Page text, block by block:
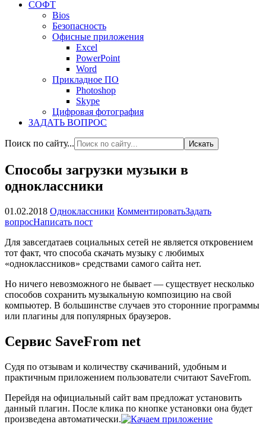
СОФТ
Bios
Безопасность
Офисные приложения
Excel
PowerPoint
Word
Прикладное ПО
Photoshop
Skype
Цифровая фотография
ЗАДАТЬ ВОПРОС
Поиск по сайту...
Способы загрузки музыки в
одноклассники
01.02.2018 Одноклассники КомментироватьЗадать
вопросНаписать пост
Для завсегдатаев социальных сетей не является откровением
тот факт, что способа скачать музыку с любимых
«одноклассников» средствами самого сайта нет.
Но ничего невозможного не бывает — существует несколько
способов сохранить музыкальную композицию на свой
компьютер. В большинстве случаев это сторонние программы
или плагины для популярных браузеров.
Сервис SaveFrom net
Судя по отзывам и количеству скачиваний, удобным и
практичным приложением пользователи считают SaveFrom.
Перейдя на официальный сайт вам предложат установить
данный плагин. После клика по кнопке установки она будет
произведена автоматически.